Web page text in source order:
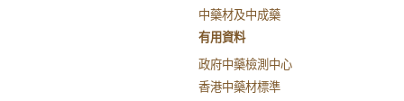
中藥材及中成藥
有用資料
政府中藥檢測中心
香港中藥材標準